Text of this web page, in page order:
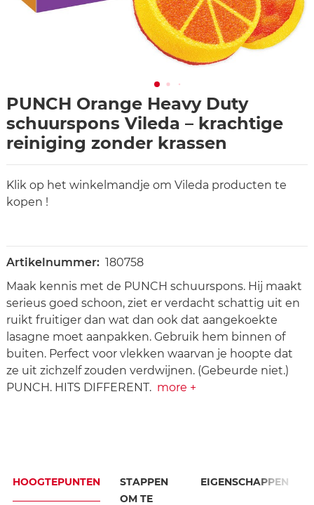
PUNCH Orange Heavy Duty
schuurspons Vileda – krachtige
reiniging zonder krassen
Klik op het winkelmandje om Vileda producten te
kopen !
Artikelnummer: 180758
Maak kennis met de PUNCH schuurspons. Hij maakt
serieus goed schoon, ziet er verdacht schattig uit en
ruikt fruitiger dan wat dan ook dat aangekoekte
lasagne moet aanpakken. Gebruik hem binnen of
buiten. Perfect voor vlekken waarvan je hoopte dat
ze uit zichzelf zouden verdwijnen. (Gebeurde niet.)
PUNCH. HITS DIFFERENT. more +
HOOGTEPUNTEN
STAPPEN
OM TE
EIGENSCHAPPEN